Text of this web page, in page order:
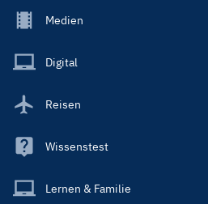
Footer
Main
Medien
Digital
Reisen
Wissenstest
Lernen & Familie